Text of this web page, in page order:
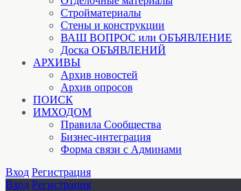
Стройматериалы
Стены и конструкции
ВАШ ВОПРОС или ОБЪЯВЛЕНИЕ
Доска ОБЪЯВЛЕНИЙ
АРХИВЫ
Архив новостей
Архив опросов
ПОИСК
ИМХОДОМ
Правила Сообщества
Бизнес-интеграция
Форма связи с Админами
Вход Регистрация
Вход Регистрация